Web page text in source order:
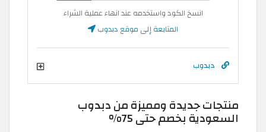
انسخ الكود واستخدمه عند انهاء عملية الشراء
المتابعة إلى موقع دبدوب
دبدوب
منتجات جديدة ومميزة من دبدوب
السعودية بخصم حتى 75%